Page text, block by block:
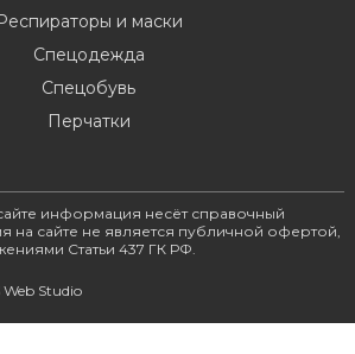
и маски
Спецодежда
Спецобувь
Перчатки
информация несёт справочный
на сайте не является публичной офертой,
Статьи 437 ГК РФ.
Web Studio